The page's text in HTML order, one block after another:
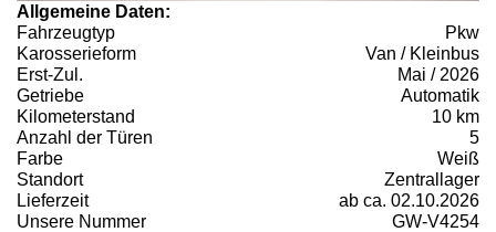
Allgemeine Daten:
Fahrzeugtyp
Pkw
Karosserieform
Van / Kleinbus
Erst-Zul.
Mai / 2026
Getriebe
Automatik
Kilometerstand
10 km
Anzahl der Türen
5
Farbe
Weiß
Standort
Zentrallager
Lieferzeit
ab ca. 02.10.2026
Unsere Nummer
GW-V4254